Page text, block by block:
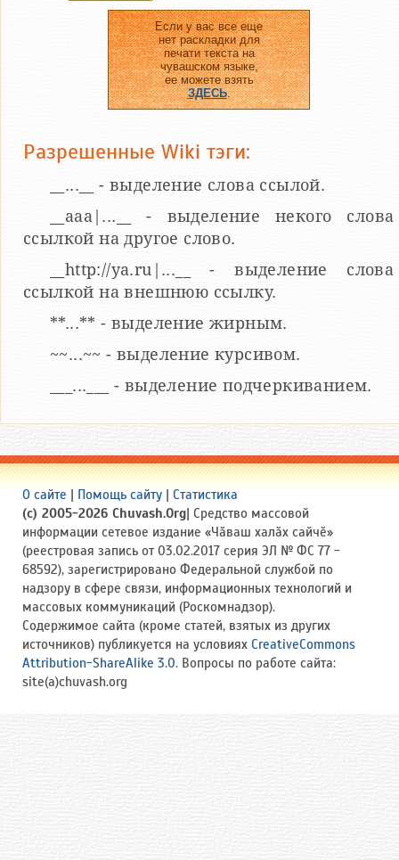
Если у вас все еще
нет раскладки для
печати текста на
чувашском языке,
ее можете взять
ЗДЕСЬ.
Разрешенные Wiki тэги:
__...__ - выделение слова ссылой.
__aaa|...__ - выделение некого слова
ссылкой на другое слово.
__http://ya.ru|...__ - выделение слова
ссылкой на внешнюю ссылку.
**...** - выделение жирным.
~~...~~ - выделение курсивом.
___...___ - выделение подчеркиванием.
О сайте | Помощь сайту | Статистика
(c) 2005-2026 Chuvash.Org| Средство массовой
информации сетевое издание «Чӑваш халӑх сайчӗ»
(реестровая запись от 03.02.2017 серия ЭЛ № ФС 77 -
68592), зарегистрировано Федеральной службой по
надзору в сфере связи, информационных технологий и
массовых коммуникаций (Роскомнадзор).
Содержимое сайта (кроме статей, взятых из других
источников) публикуется на условиях CreativeCommons
Attribution-ShareAlike 3.0. Вопросы по работе сайта:
site(a)chuvash.org